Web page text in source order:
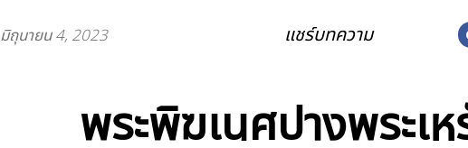
มิถุนายน 4, 2023 แชร์บทความ
พระพิฆเนศปางพระ